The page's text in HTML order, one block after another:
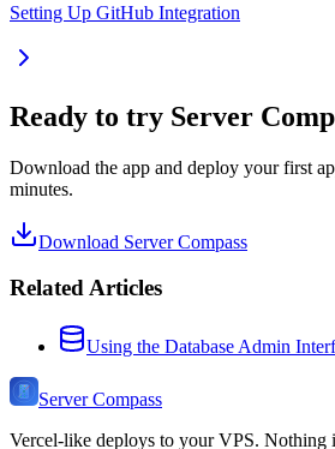
Setting Up GitHub Integration
Ready to try Server
Download the app and deploy your first
minutes.
Download Server Compass
Related Articles
Using the Database Admin
Server Compass
Vercel-like deploys to your VPS. Nothing